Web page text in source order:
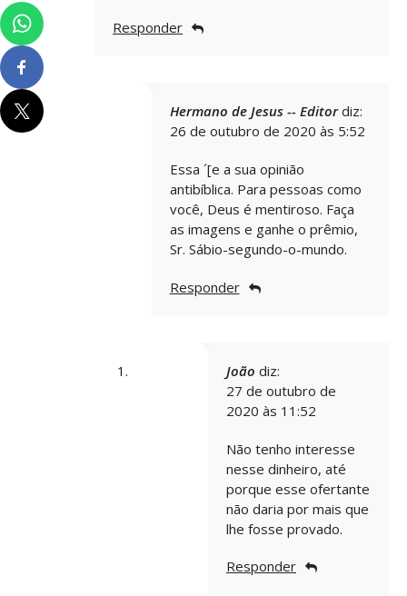
Responder
Hermano de Jesus -- Editor diz:
26 de outubro de 2020 às 5:52
Essa ´[e a sua opinião
antibíblica. Para pessoas como
você, Deus é mentiroso. Faça
as imagens e ganhe o prêmio,
Sr. Sábio-segundo-o-mundo.
Responder
João diz:
27 de outubro de
2020 às 11:52
Não tenho interesse
nesse dinheiro, até
porque esse ofertante
não daria por mais que
lhe fosse provado.
Responder